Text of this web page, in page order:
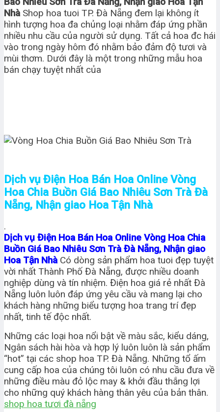
Nhà Shop hoa tuoi TP. Đà Nẵng đem lại không ít
hình tượng hoa đa chủng loại nhằm đáp ứng phần
nhiều nhu cầu của người sử dụng. Tất cả hoa đc hái
vào trong ngày hôm đó nhằm bảo đảm độ tươi và
mùi thơm. Dưới đây là một trong những mẫu hoa
bán chạy tuyệt nhất của
Dịch vụ Điện Hoa Bán Hoa Online Vòng
Hoa Chia Buồn Giá Bao Nhiêu Sơn Trà Đà
Nẵng, Nhận giao Hoa Tận Nhà
.
Dịch vụ Điện Hoa Bán Hoa Online Vòng Hoa Chia
Buồn Giá Bao Nhiêu Sơn Trà Đà Nẵng, Nhận giao
Hoa Tận Nhà Có dòng sản phẩm hoa tuoi đẹp tuyệt
vời nhất Thành Phố Đà Nẵng, được nhiều doanh
nghiệp dùng và tín nhiệm. Điện hoa giá rẻ nhất Đà
Nẵng luôn luôn đáp ứng yêu cầu và mang lại cho
khách hàng những biểu tượng hoa trang trí đẹp
nhất, tinh tế độc nhất.
Những các loại hoa nổi bật về màu sắc, kiểu dáng,
Ngân sách hài hòa và hợp lý luôn luôn là sản phẩm
“hot” tại các shop hoa TP. Đà Nẵng. Những tổ ấm
cung cấp hoa của chúng tôi luôn có nhu cầu đưa về
những điều màu đỏ lộc may & khởi đầu thắng lợi
cho những quý khách hàng thân yêu của bản thân.
shop hoa tươi đà nẵng